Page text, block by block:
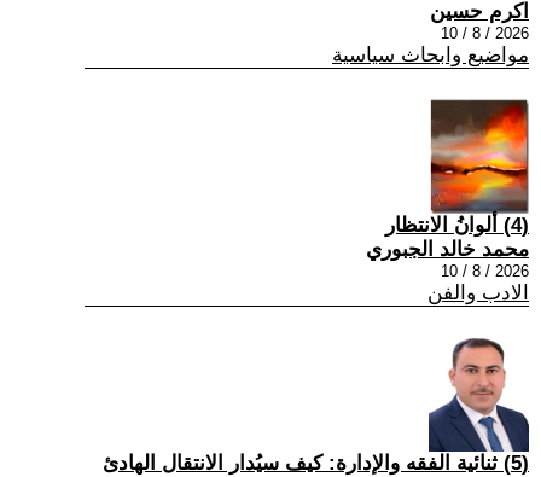
اكرم حسين
2026 / 8 / 10
مواضيع وابحاث سياسية
(4) ألوانُ الانتظار
محمد خالد الجبوري
2026 / 8 / 10
الادب والفن
(5) ثنائية الفقه والإدارة: كيف سيُدار الانتقال الهادئ